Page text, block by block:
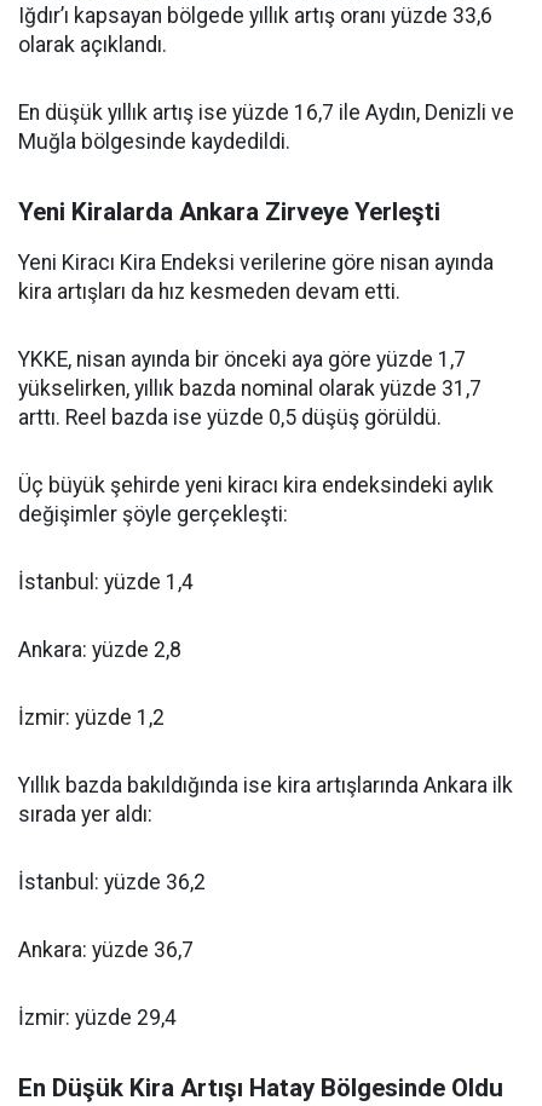
Iğdır’ı kapsayan bölgede yıllık artış oranı yüzde 33,6
olarak açıklandı.
En düşük yıllık artış ise yüzde 16,7 ile Aydın, Denizli ve
Muğla bölgesinde kaydedildi.
Yeni Kiralarda Ankara Zirveye Yerleşti
Yeni Kiracı Kira Endeksi verilerine göre nisan ayında
kira artışları da hız kesmeden devam etti.
YKKE, nisan ayında bir önceki aya göre yüzde 1,7
yükselirken, yıllık bazda nominal olarak yüzde 31,7
arttı. Reel bazda ise yüzde 0,5 düşüş görüldü.
Üç büyük şehirde yeni kiracı kira endeksindeki aylık
değişimler şöyle gerçekleşti:
İstanbul: yüzde 1,4
Ankara: yüzde 2,8
İzmir: yüzde 1,2
Yıllık bazda bakıldığında ise kira artışlarında Ankara ilk
sırada yer aldı:
İstanbul: yüzde 36,2
Ankara: yüzde 36,7
İzmir: yüzde 29,4
En Düşük Kira Artışı Hatay Bölgesinde Oldu